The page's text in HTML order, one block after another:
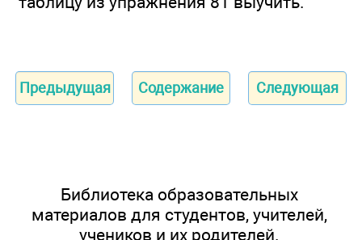
Предыдущая Содержание Следующая
Библиотека образовательных
материалов для студентов, учителей,
учеников и их родителей.